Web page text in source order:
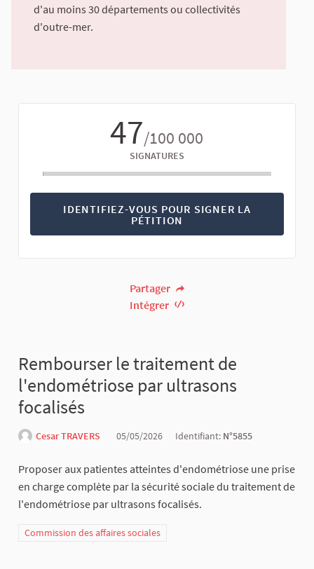
d'au moins 30 départements ou collectivités
d'outre-mer.
47/100 000
SIGNATURES
IDENTIFIEZ-VOUS POUR SIGNER LA
PÉTITION
Partager
Intégrer
Rembourser le traitement de
l'endométriose par ultrasons
focalisés
Cesar TRAVERS 05/05/2026 Identifiant: N°5855
Proposer aux patientes atteintes d'endométriose une prise
en charge complète par la sécurité sociale du traitement de
l'endométriose par ultrasons focalisés.
Commission des affaires sociales